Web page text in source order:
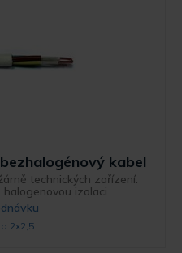
kabel
technických zařízení.
izolaci.
2x2,5